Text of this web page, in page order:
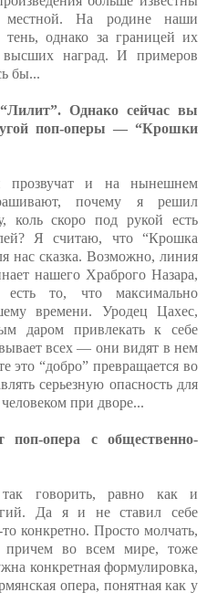
местной. На родине наши
однако за границей их
высших наград. И примеров
бы...
Однако сейчас вы
поп-оперы — “Крошки
и на нынешнем
почему я решил
коль скоро под рукой есть
Я считаю, что “Крошка
нас сказка. Возможно, линия
нашего Храброго Назара,
то, что максимально
времени. Уродец Цахес,
даром привлекать к себе
всех — они видят в нем
это “добро” превращается во
серьезную опасность для
при дворе...
опера с общественно-
говорить, равно как и
Да я и не ставил себе
конкретно. Просто молчать,
причем во всем мире, тоже
конкретная формулировка,
опера, понятная как у